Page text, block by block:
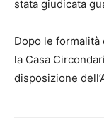
stata giudicata
Dopo le formalità
la Casa
disposizione